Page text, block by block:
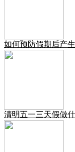
如何预防假期后产
清明五一三天假做